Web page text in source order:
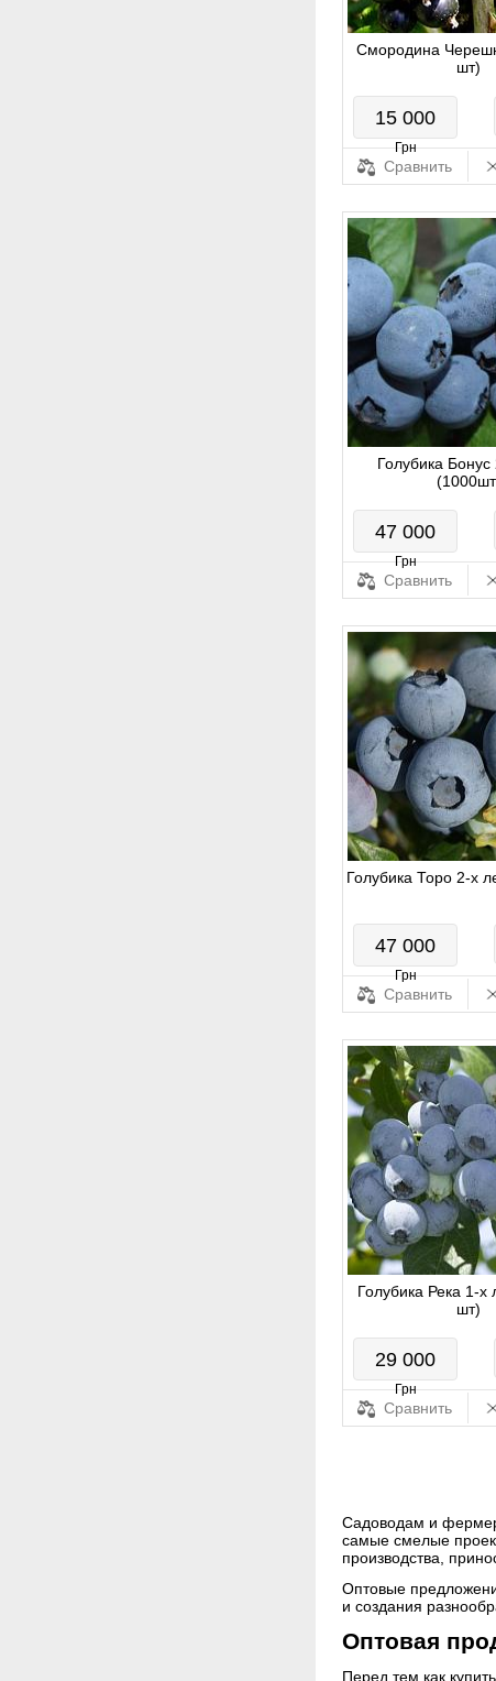
Смородина
шт)
15 000
Грн
Сравнить
Голубика Бонус
47 000
Грн
Сравнить
Голубика Торо 2-х
47 000
Грн
Сравнить
Голубика Река 1-х
шт)
29 000
Грн
Сравнить
Садоводам и
самые смелые
производства,
Оптовые
и создания
Оптовая
Перед тем как